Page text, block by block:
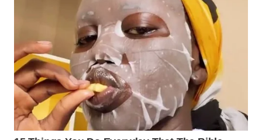
WAHANA
ADVOKAT
WAHANA
INFRASTRUKTUR
WAHANA